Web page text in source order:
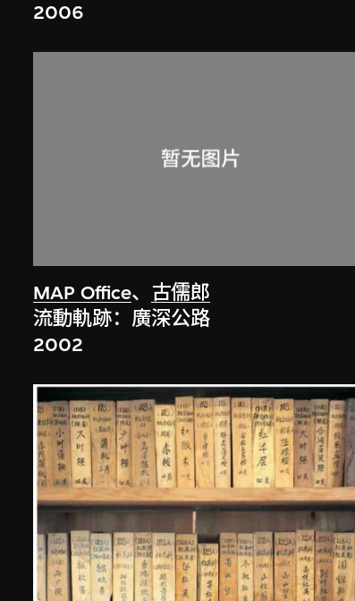
2006
MAP Office、 古儒郎
流動軌跡：廣深公路
2002